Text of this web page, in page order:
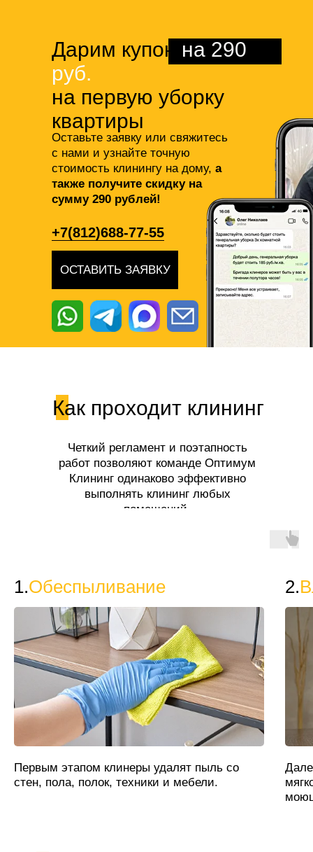
Оставьте заявку или свяжитесь
с нами и узнайте точную
стоимость клинингу на дому, а
также получите скидку на
сумму 290 рублей!
Дарим купон на 290
руб.
на первую уборку
квартиры
ОСТАВИТЬ ЗАЯВКУ
+7(812)688-77-55
Как проходит клининг
Четкий регламент и поэтапность
работ позволяют команде Оптимум
Клининг одинаково эффективно
выполнять клининг любых
помещений.
1.Обеспыливание
Первым этапом клинеры удалят пыль со
стен, пола, полок, техники и мебели.
2.